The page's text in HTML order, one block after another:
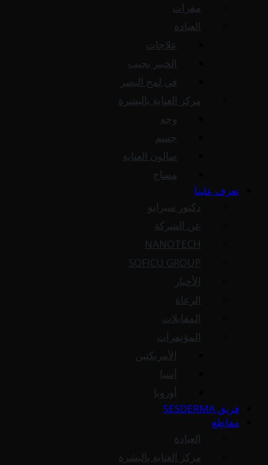
مقرات
العيادة
علاجات
الخبير يجيب
في لمح البصر
مركز العناية بالبشرة
وجه
جسم
صالون العناية
مساج
تعرف علينا
دكتور سيرانو
عن الشركة
NANOTECH
SOFICU GROUP
الأخبار
الرعاة
المقابلات
المؤتمرات
الأمريكتين
آسيا
أوروبا
فريق SESDERMA
مقاطع
العيادة
مركز العناية بالبشرة